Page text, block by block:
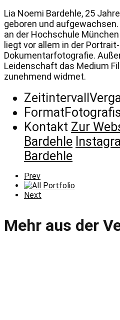
Lia Noemi Bardehle, 25
geboren und
an der Hochschule
liegt vor allem in der
Dokumentarfotografie.
Leidenschaft das Medium
zunehmend widmet.
Zeitintervall
Format
Kontakt Zur
Bardehle
Bardehle
Previous
Portfolio
Prev
All
Portfolio
Next
Next
Mehr aus der